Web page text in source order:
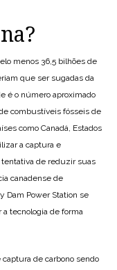
menos 36,5 bilhões de
que ser sugadas da
é o número aproximado
combustíveis fósseis de
como Canadá, Estados
a captura e
tentativa de reduzir suas
canadense de
Dam Power Station se
tecnologia de forma
captura de carbono sendo